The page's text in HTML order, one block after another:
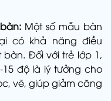
Một số mẫu bàn
có khả năng điều
Đối với trẻ lớp 1,
độ là lý tưởng cho
vẽ, giúp giảm căng